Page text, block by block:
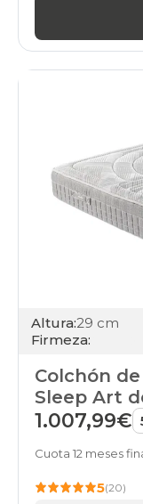
Altura:29 cm
Firmeza:
Colchón
Sleep Art
1.007,99€
Cuota 12 meses
5(20)